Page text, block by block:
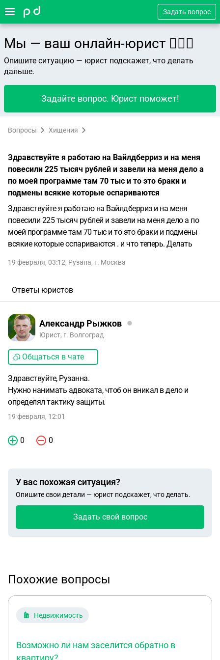
Задать вопрос
Мы — ваш онлайн-юрист 👨🏻‍⚖️
Опишите ситуацию — юрист подскажет, что делать
дальше.
Задайте вопрос. Юрист поможет!
Вопросы Хищения
Здравствуйте я работаю на Вайлдберриз и на меня
повесили 225 тысяч рублей и завели на меня дело а
по моей программе там 70 тыс и то это браки и
подмены всякие которые оспариваются
Здравствуйте я работаю на Вайлдберриз и на меня
повесили 225 тысяч рублей и завели на меня дело а по
моей программе там 70 тыс и то это браки и подмены
всякие которые оспариваются . и что теперь. Делать
19 февраля, 03:12, Рузана, г. Москва
Ответы юристов
Александр Рыжков
Юрист, г. Волгоград
Общаться в чате
Здравствуйте, Рузанна.
Нужно нанимать адвоката, чтоб он вникал в дело и
определял тактику защиты.
19 февраля, 12:01
0 0
У вас похожая ситуация?
Опишите свои детали — юрист подскажет, что делать.
Задать свой вопрос
Похожие вопросы
Недвижимость
Возможно ли нам заселится обратно в
квартиру?